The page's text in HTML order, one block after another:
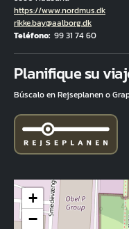
Hjemmeside
https://www.nordmus.dk
Correo electrónico
rikke.bay@aalborg.dk
Teléfono 99 31 74 60
Planifique su
Búscalo en Rejseplanen o
+
−